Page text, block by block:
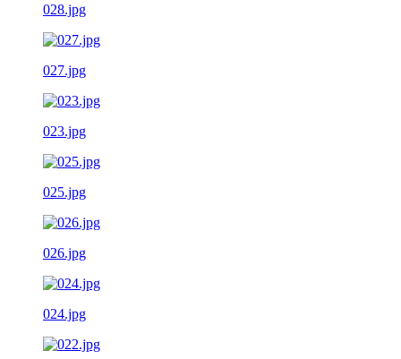
028.jpg
027.jpg
023.jpg
025.jpg
026.jpg
024.jpg